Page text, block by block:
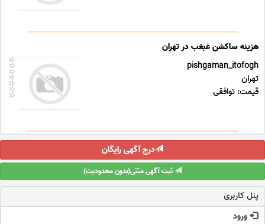
هزینه ساکشن غبغب در تهران
pishgaman_itofogh
تهران
قیمت: توافقی
درج آگهی رایگان
ثبت آگهی متنی(بدون محدودیت)
پنل کاربری
ورود